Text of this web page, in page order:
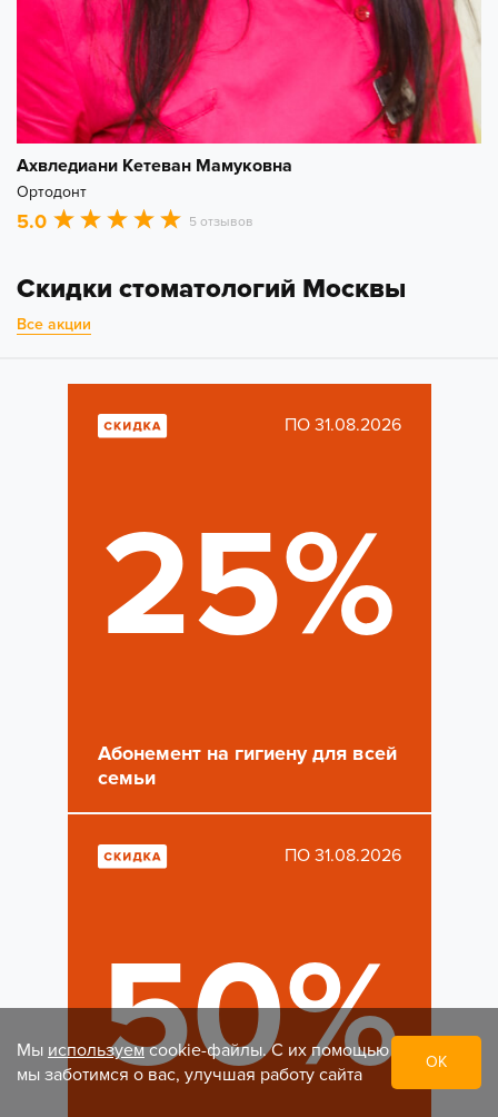
Ахвледиани Кетеван Мамуковна
Ортодонт
5.0 5 отзывов
Скидки стоматологий Москвы
Все акции
ПО 31.08.2026
25%
Абонемент на гигиену для всей
семьи
ПО 31.08.2026
50%
Мы используемcookie-файлы. С их помощью
мы заботимся о вас, улучшая работу сайта
ОК